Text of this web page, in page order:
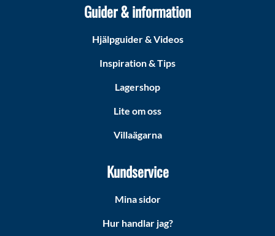
Guider & information
Hjälpguider & Videos
Inspiration & Tips
Lagershop
Lite om oss
Villaägarna
Kundservice
Mina sidor
Hur handlar jag?